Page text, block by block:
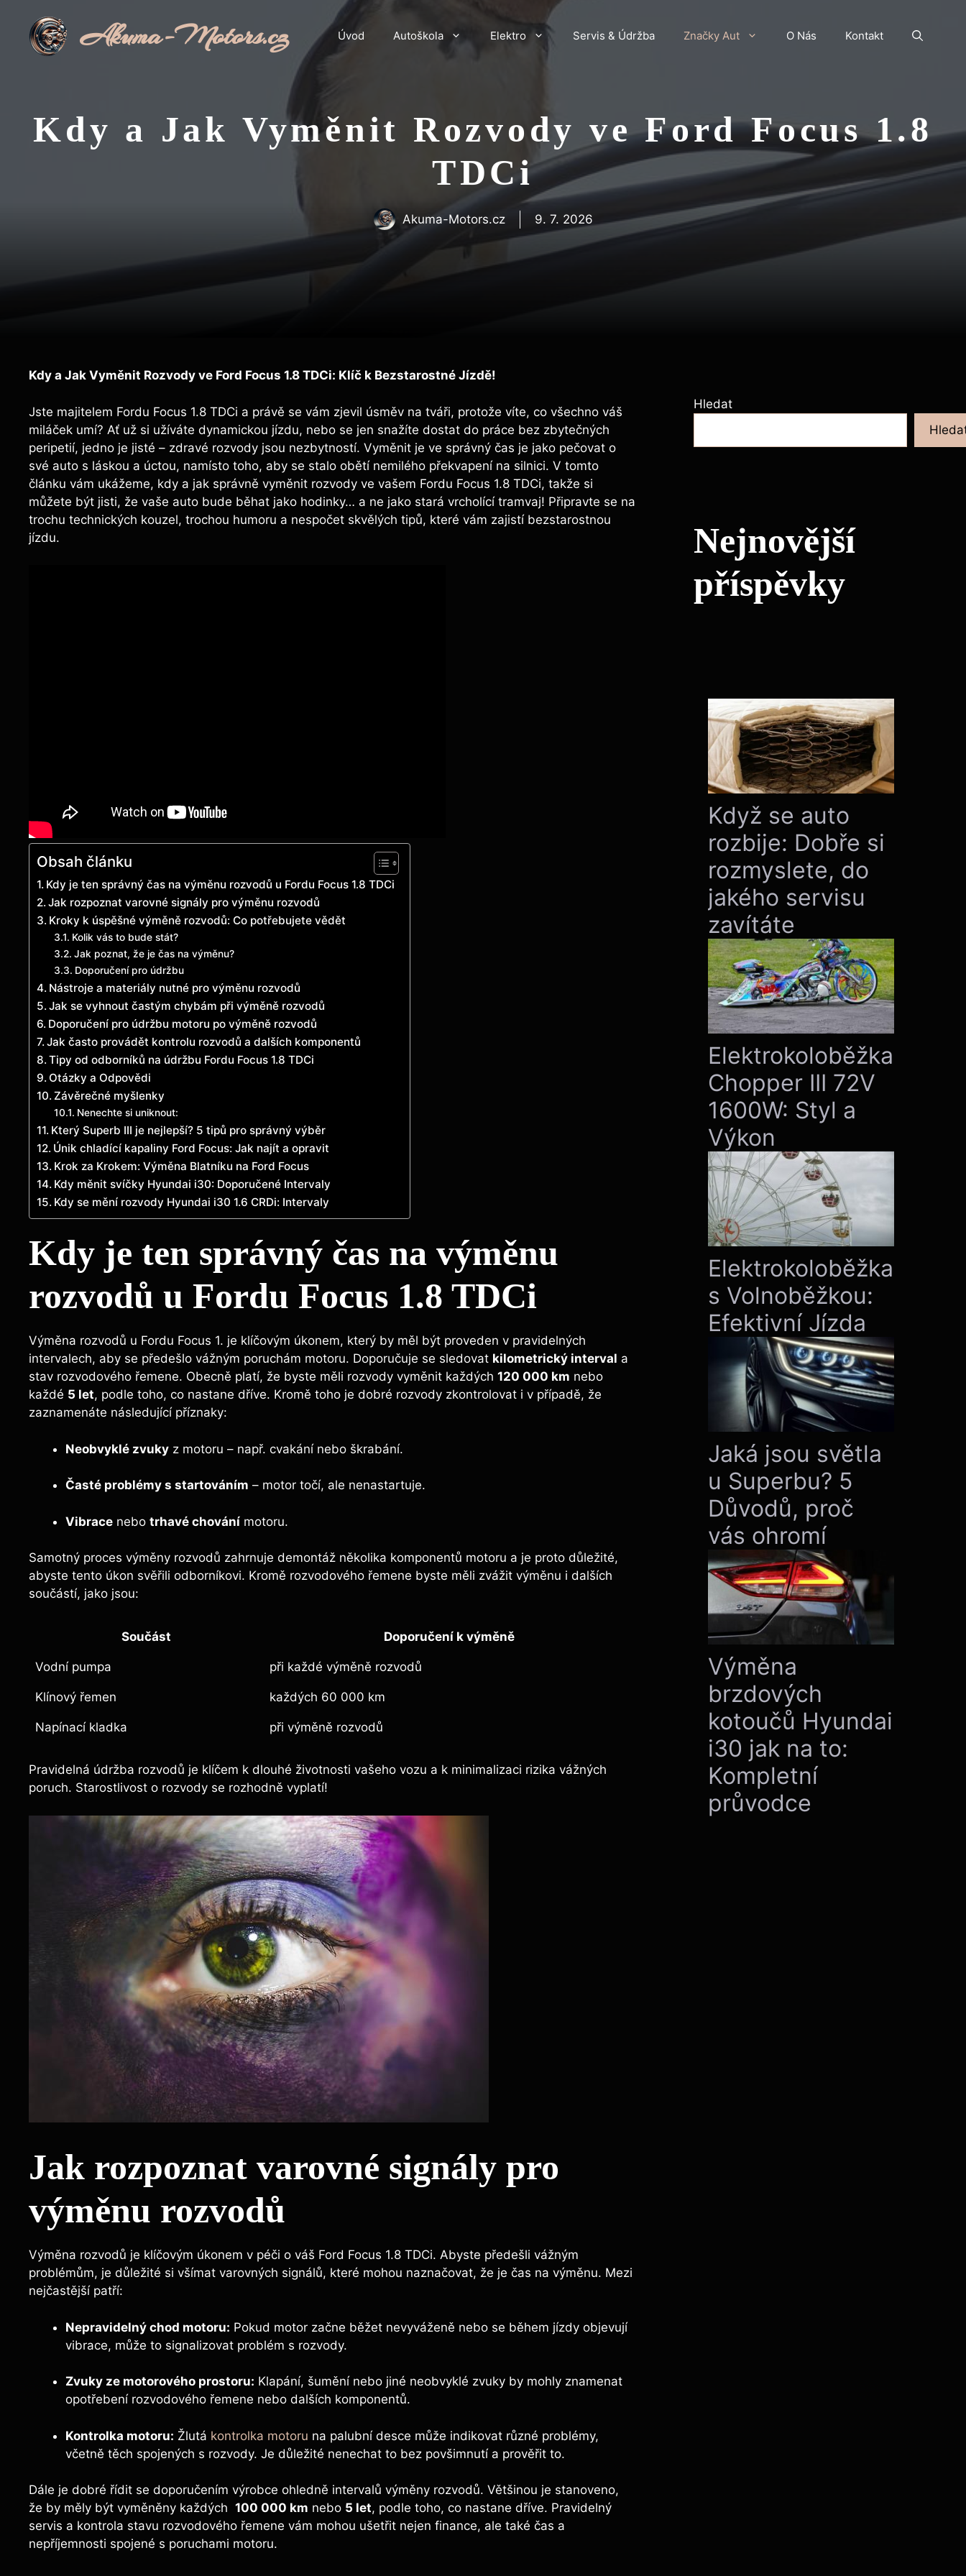
obsah
Akuma-Motors.cz Úvod Autoškola Elektro Servis & Údržba Značky Aut O Nás Kontakt
Kdy a Jak Vyměnit Rozvody ve Ford Focus 1.8
TDCi
Akuma-Motors.cz 9. 7. 2026
Kdy ​a Jak Vyměnit Rozvody ve ⁢Ford Focus ​1.8 TDCi:⁣ Klíč​ k Bezstarostné Jízdě!
Jste‍ majitelem ⁣Fordu Focus 1.8‌ TDCi‍ a právě se vám ​zjevil úsměv na ⁤tváři, protože ⁢víte, co všechno váš
‌miláček⁢ umí?⁢ Ať už⁤ si užíváte⁣ dynamickou jízdu, nebo se jen ⁢snažíte dostat do ‌práce ‍bez zbytečných
peripetií, jedno je ‍jisté – zdravé rozvody jsou nezbytností. Vyměnit je ve⁣ správný čas je jako pečovat o
své auto s láskou a úctou, namísto toho, aby ‍se stalo ⁤obětí ⁣nemilého⁣ překvapení⁢ na silnici. V tomto⁤
článku vám ​ukážeme, kdy a‍ jak správně vyměnit rozvody ve vašem Fordu ⁤Focus 1.8 TDCi, takže si⁤
můžete⁤ být jisti, ‌že vaše ‌auto bude ⁣běhat jako ⁤hodinky…‍ a ne jako stará⁤ vrcholící tramvaj! Připravte se na​
trochu‍ technických kouzel, trochou humoru a nespočet skvělých tipů, které vám zajistí bezstarostnou
⁢jízdu.
Obsah článku
Kdy je ‌ten‍ správný čas na výměnu⁢ rozvodů u Fordu ​Focus 1.8 TDCi
Jak rozpoznat varovné​ signály pro⁣ výměnu ⁣rozvodů
Kroky k úspěšné výměně‌ rozvodů: Co potřebujete vědět
Kolik ⁢vás ⁣to bude‍ stát?
Jak poznat,‌ že je čas⁣ na⁢ výměnu?
Doporučení pro údržbu
Nástroje​ a​ materiály nutné⁢ pro výměnu rozvodů
Jak ⁢se vyhnout‌ častým chybám ⁢při výměně rozvodů
Doporučení ‌pro údržbu motoru po ‌výměně‍ rozvodů
Jak často provádět kontrolu ​rozvodů a dalších komponentů
Tipy od odborníků na údržbu Fordu Focus 1.8 TDCi
Otázky⁢ a ⁣Odpovědi
Závěrečné ⁣myšlenky
Nenechte si uniknout:
Který Superb III je nejlepší? 5 tipů pro správný výběr
Únik chladící kapaliny Ford Focus: Jak najít a opravit
Krok za Krokem: Výměna Blatníku na Ford Focus
Kdy měnit svíčky Hyundai i30: Doporučené Intervaly
Kdy se mění rozvody Hyundai i30 1.6 CRDi: Intervaly
Kdy je ‌ten‍ správný čas na výměnu⁢
rozvodů u Fordu ​Focus 1.8 TDCi
Výměna rozvodů u⁣ Fordu ​Focus‌ 1. je ‌klíčovým‍ úkonem, ​který by měl⁣ být ‌proveden v ‍pravidelných
intervalech,⁣ aby‍ se‍ předešlo⁢ vážným poruchám motoru. Doporučuje‍ se sledovat kilometrický interval a
stav rozvodového řemene.‍ Obecně platí, že​ byste měli ⁤rozvody⁤ vyměnit každých 120 000 km nebo
každé 5 let, podle toho, co nastane dříve.​ Kromě toho​ je dobré rozvody zkontrolovat​ i v ⁣případě, že
zaznamenáte‍ následující příznaky:
Neobvyklé⁣ zvuky z motoru – např. cvakání⁤ nebo škrabání.
Časté ⁢problémy s startováním ⁤– motor ​točí, ale nenastartuje.
Vibrace nebo trhavé​ chování motoru.
Samotný​ proces výměny rozvodů⁤ zahrnuje demontáž několika ​komponentů motoru a je proto důležité,⁢
abyste tento úkon svěřili odborníkovi. Kromě rozvodového řemene byste měli zvážit výměnu ‌i ⁢dalších
součástí, ‍jako jsou:
Součást Doporučení k výměně
Vodní pumpa při každé výměně rozvodů
Klínový řemen každých 60 000 ‌km
Napínací ⁤kladka při výměně rozvodů
Pravidelná údržba rozvodů je klíčem k‌ dlouhé životnosti ‍vašeho vozu a ‍k minimalizaci rizika vážných
poruch.⁢ Starostlivost o rozvody se rozhodně vyplatí!
Jak rozpoznat varovné​ signály pro⁣
výměnu ⁣rozvodů
Výměna rozvodů ⁤je klíčovým úkonem v péči o váš​ Ford​ Focus 1.8 TDCi. Abyste předešli vážným
problémům, je důležité ‌si⁤ všímat⁣ varovných ​signálů, které ‍mohou naznačovat, že je čas na výměnu. Mezi
nejčastější patří:
Nepravidelný ‍chod⁢ motoru: Pokud motor začne běžet nevyváženě nebo se během jízdy ⁤objevují​
vibrace, může to signalizovat problém ⁣s rozvody.
Zvuky ze ⁣motorového ‍prostoru: Klapání, šumění nebo jiné neobvyklé zvuky⁣ by ​mohly‍ znamenat
⁢opotřebení rozvodového řemene nebo dalších komponentů.
Kontrolka motoru: Žlutá kontrolka motoru ⁤na‍ palubní desce může indikovat ⁣různé problémy,
včetně ‌těch​ spojených s rozvody. Je důležité nenechat ⁣to bez ⁤povšimnutí a ⁢prověřit​ to.
Dále je dobré řídit se ​doporučením⁣ výrobce‍ ohledně ⁢intervalů výměny rozvodů. Většinou ‌je stanoveno,
že by měly být vyměněny každých ⁢ 100 000 km nebo 5 let, podle ​toho, co nastane⁢ dříve. Pravidelný
servis a kontrola stavu ‍rozvodového‍ řemene ​vám mohou ušetřit​ nejen finance, ⁢ale také čas⁤ a⁢
nepříjemnosti ‍spojené s​ poruchami motoru.
Hledat
Nejnovější
příspěvky
Když se auto
rozbije: Dobře si
rozmyslete, do
jakého servisu
zavítáte
Elektrokoloběžka
Chopper III 72V
1600W: Styl a
Výkon
Elektrokoloběžka
s Volnoběžkou:
Efektivní Jízda
Jaká jsou světla
u Superbu? 5
Důvodů, proč
vás ohromí
Výměna
brzdových
kotoučů Hyundai
i30 jak na to:
Kompletní
průvodce